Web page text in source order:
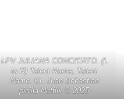
LPV JULIANA CONCIERTO. (L
to R) Talent Name, Talent
Name. Cr. Juan Sebastian
pinilla Netflix ©️ 2025